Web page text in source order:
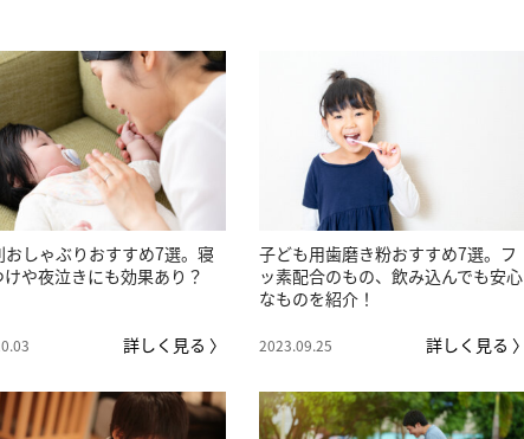
おしゃぶりおすすめ7選。寝
けや夜泣きにも効果あり？
詳しく見る 〉
子ども用歯磨き粉おすすめ7選。フ
ッ素配合のもの、飲み込んでも安心
なものを紹介！
2023.09.25 詳しく見る 〉